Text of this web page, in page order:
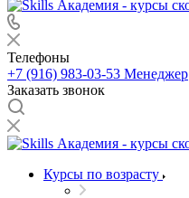
Телефоны
+7 (916) 983-03-53 Менеджер
Заказать звонок
Курсы по возрасту